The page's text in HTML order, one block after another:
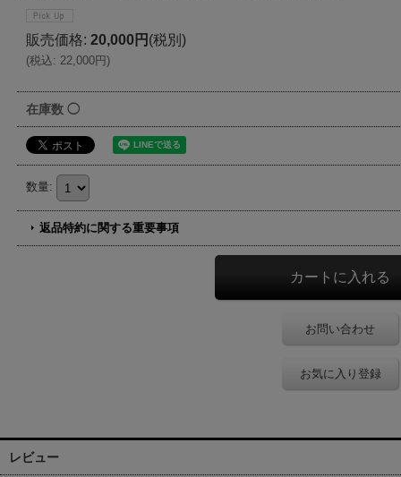
販売価格: 20,000円 (税別)
(税込: 22,000円)
在庫数 ◯
数量:
返品特約に関する重要事項
お問い合わせ
お気に入り登録
レビュー